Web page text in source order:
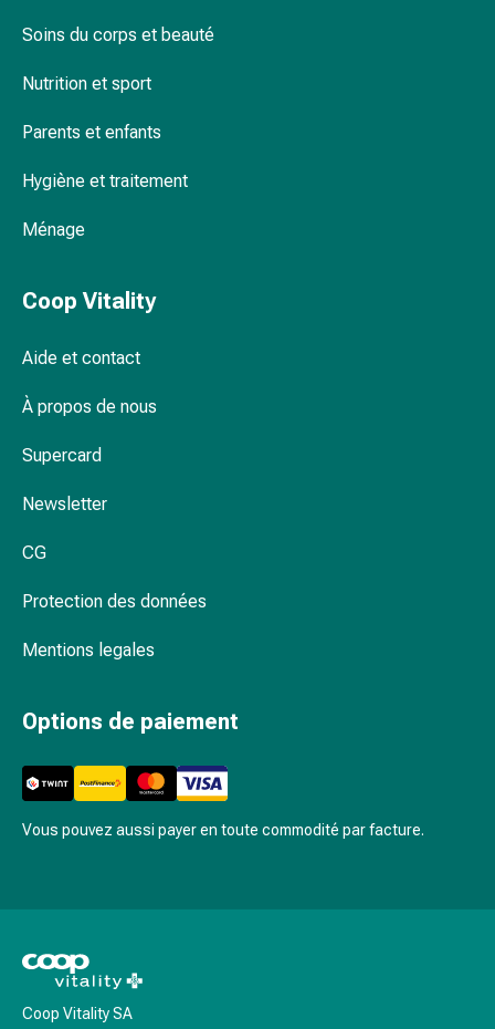
Acné
naturels
par
fleurs
base
bourgeons
plantes
Anthroposophiques
vessie,
urinaires
Troubles
des
reins
Douleurs
et
fièvre
Soins du corps et beauté
Nutrition et sport
Parents et enfants
Hygiène et traitement
Ménage
Coop Vitality
Aide et contact
À propos de nous
Supercard
Newsletter
CG
Protection des données
Mentions legales
Options de paiement
Vous pouvez aussi payer en toute commodité par facture.
Coop Vitality SA